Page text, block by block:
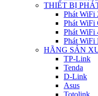
THIẾT BỊ
Phát WiFi
Phát WiFi
Phát WiFi
Phát WiFi
HÃNG SẢN
TP-Link
Tenda
D-Link
Asus
Totolink